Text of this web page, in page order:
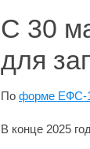
С 30
для
По форме ЕФС-
В конце 2025